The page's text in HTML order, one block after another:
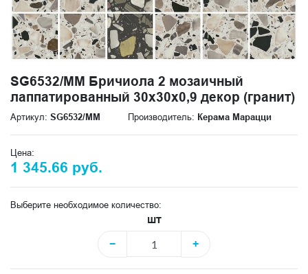
SG6532/MM Бричиола 2 мозаичный
лаппатированный 30x30x0,9 декор (гранит)
Артикул: SG6532/MM Производитель: Керама Марацци
Цена:
1 345.66 руб.
Выберите необходимое количество:
шт
−
+